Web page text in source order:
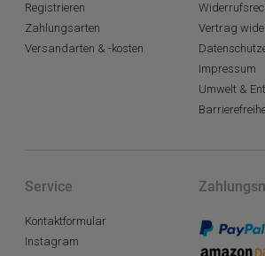
Registrieren
Zahlungsarten
Versandarten & -kosten
Vertrag
Impressum
Umwelt &
Service
Kontaktformular
Instagram